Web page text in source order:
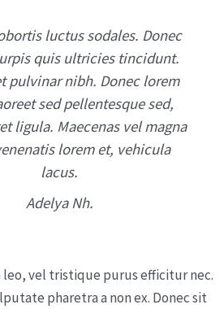
luctus sodales. Donec
quis ultricies tincidunt.
pulvinar nibh. Donec lorem
sed pellentesque sed,
ligula. Maecenas vel magna
lorem et, vehicula
lacus.
Adelya Nh.
vel tristique purus efficitur nec.
pharetra a non ex. Donec sit